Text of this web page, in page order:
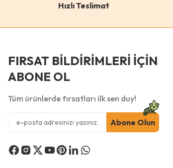
Hızlı Teslimat
FIRSAT BİLDİRİMLERİ İÇİN
ABONE OL
Tüm ürünlerde fırsatları ilk sen duy!
Abone Olun